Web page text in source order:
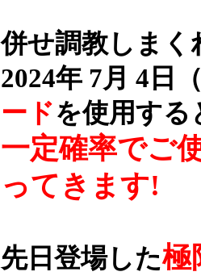
併せ調教しまく
2024年 7月 4日
ードを使用する
一定確率でご
ってきます!
先日登場した極